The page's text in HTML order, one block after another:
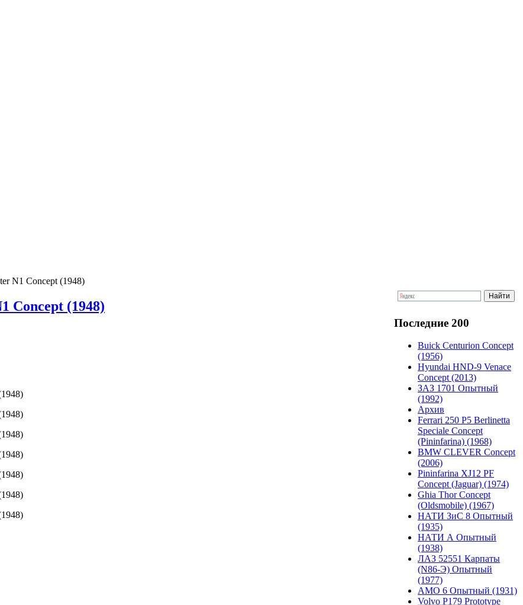
N1 Concept (1948)
Concept (1948)
Последние 200
Buick Centurion Concept
(1956)
Hyundai HND-9 Venace
Concept (2013)
ЗАЗ 1701 Опытный
(1992)
Архив
Ferrari 250 P5 Berlinetta
Speciale Concept
(Pininfarina) (1968)
BMW CLEVER Concept
(2006)
Pininfarina XJ12 PF
Concept (Jaguar) (1974)
Ghia Thor Concept
(Oldsmobile) (1967)
НАТИ ЗиС 8 Опытный
(1935)
НАТИ А Опытный
(1938)
ЛАЗ 52551 Карпаты
(N86-Э) Опытный
(1977)
АМО 6 Опытный (1931)
Volvo P179 Prototype